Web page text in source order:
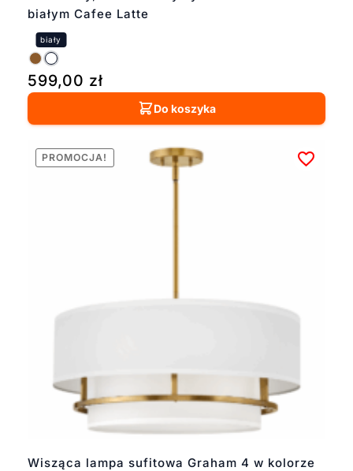
białym Cafee Latte
599,00 zł
Do koszyka
Wisząca lampa sufitowa Graham 4 w kolorze
PROMOCJA!